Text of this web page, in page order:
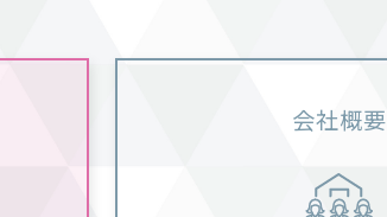
会社概要